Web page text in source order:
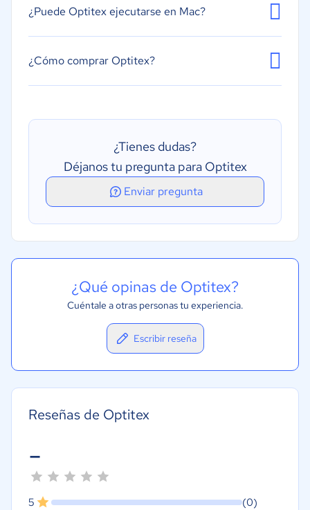
¿Puede Optitex ejecutarse en Mac?
¿Cómo comprar Optitex?
¿Tienes dudas?
Déjanos tu pregunta para Optitex
Enviar pregunta
¿Qué opinas de Optitex?
Cuéntale a otras personas tu experiencia.
Escribir reseña
Reseñas de Optitex
-
5
(0)